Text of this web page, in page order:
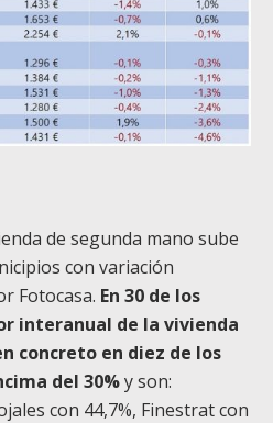
de segunda mano sube
con variación
Fotocasa. En 30 de los
interanual de la vivienda
concreto en diez de los
del 30%y son:
con 44,7%, Finestrat con